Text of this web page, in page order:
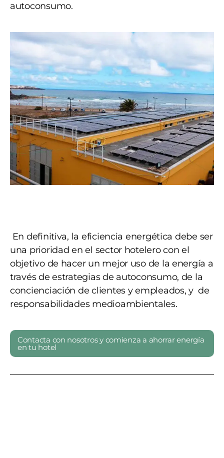
autoconsumo.
En definitiva, la eficiencia energética debe ser
una prioridad en el sector hotelero con el
objetivo de hacer un mejor uso de la energía a
través de estrategias de autoconsumo, de la
concienciación de clientes y empleados, y de
responsabilidades medioambientales.
Contacta con nosotros y comienza a ahorrar energía
en tu hotel